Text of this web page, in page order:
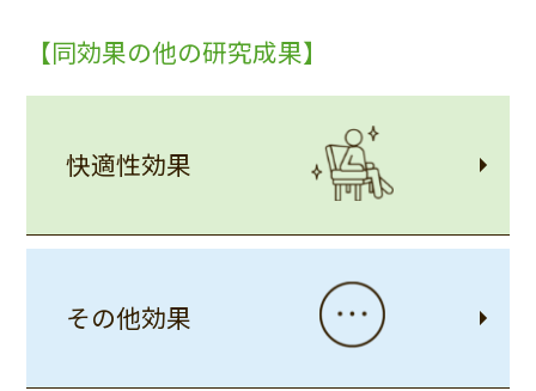
【同効果の他の研究成果】
快適性効果
その他効果